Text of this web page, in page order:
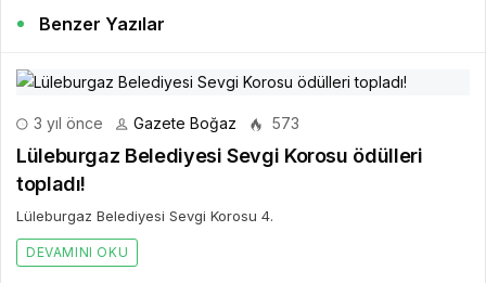
Benzer Yazılar
3 yıl önce Gazete Boğaz 573
Lüleburgaz Belediyesi Sevgi Korosu ödülleri
topladı!
Lüleburgaz Belediyesi Sevgi Korosu 4.
DEVAMINI OKU